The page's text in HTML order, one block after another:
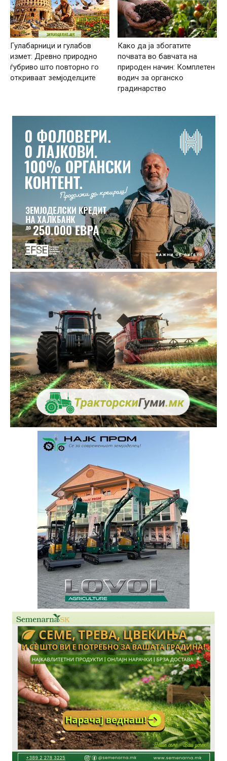
Гулабарници и гулабов
измет: Древно природно
ѓубриво што повторно го
откриваат земјоделците
Како да ја збогатите
почвата во бавчата на
природен начин: Комплетен
водич за органско
градинарство